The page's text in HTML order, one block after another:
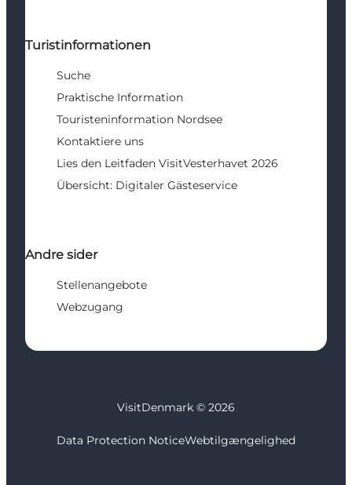
Turistinformationen
Suche
Praktische Information
Touristeninformation Nordsee
Kontaktiere uns
Lies den Leitfaden VisitVesterhavet 2026
Übersicht: Digitaler Gästeservice
Andre sider
Stellenangebote
Webzugang
VisitDenmark © 2026
Data Protection NoticeWebtilgængelighed